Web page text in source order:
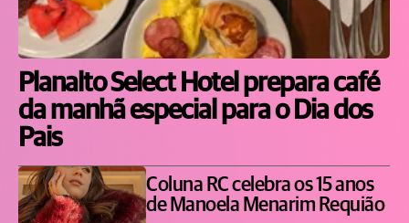
Planalto Select Hotel prepara café
da manhã especial para o Dia dos
Pais
Coluna RC celebra os 15 anos
de Manoela Menarim Requião